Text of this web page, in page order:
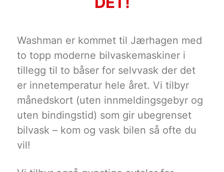
Washman er kommet til Jærhagen med
to topp moderne bilvaskemaskiner i
tillegg til to båser for selvvask der det
er innetemperatur hele året. Vi tilbyr
månedskort (uten innmeldingsgebyr og
uten bindingstid) som gir ubegrenset
bilvask – kom og vask bilen så ofte du
vil!